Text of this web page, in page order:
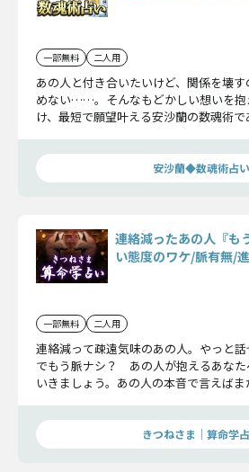
一部無料 二人用
あの人と付き合いたいけど、関係を壊
めない……。そんなもどかしい想いを抱
け、最短で願望叶える安沙蘭の数魂術
安沙蘭◆数魂術占い
連絡減ったあの人『も
い態度のワケ/脈有無/
一部無料 二人用
連絡減って疎遠気味のあの人。やっと
でもう脈ナシ？ あの人が抱えるあなた
いきましょう。あの人の本音で言えば
きつねさま｜算命学